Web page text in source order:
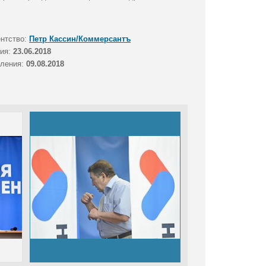
Петр Кассин/Коммерсантъ
23.06.2018
09.08.2018